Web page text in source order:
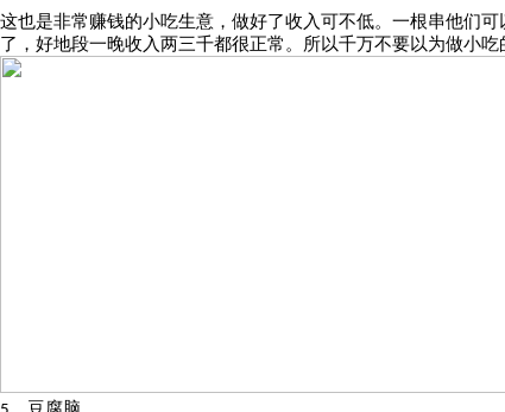
这也是非常赚钱的小吃生意，做好了收入可不低。一根串他们
了，好地段一晚收入两三千都很正常。所以千万不要以为做小